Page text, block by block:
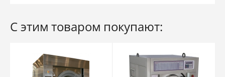
С этим товаром покупают: